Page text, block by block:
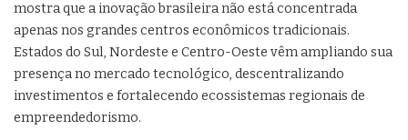
mostra que a inovação brasileira não está concentrada
apenas nos grandes centros econômicos tradicionais.
Estados do Sul, Nordeste e Centro-Oeste vêm ampliando sua
presença no mercado tecnológico, descentralizando
investimentos e fortalecendo ecossistemas regionais de
empreendedorismo.